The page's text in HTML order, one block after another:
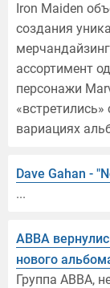
Iron Maiden
создания
ассортимент
персонажи
вариациях
Dave Gahan -
...
ABBA
нового
Группа ABBA,